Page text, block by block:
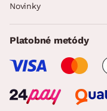
Novinky
Platobné metódy